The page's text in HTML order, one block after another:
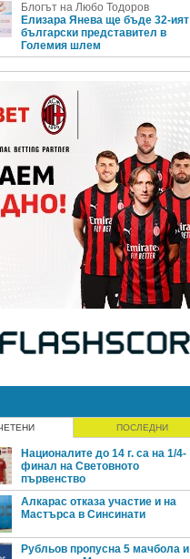
Блогът на Любо Тодоров
Елизара Янева ще бъде 32-ият
български представител в
Големия шлем
ПОСЛЕДНИ
Националите до 14 г. са на 1/4-
финал на Световното
първенство
Алкарас отказа участие и на
Мастърса в Синсинати
Рубльов пропусна 5 мачбола и